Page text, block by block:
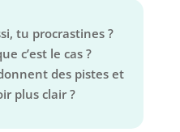
tu procrastines ?
c’est le cas ?
des pistes et
plus clair ?